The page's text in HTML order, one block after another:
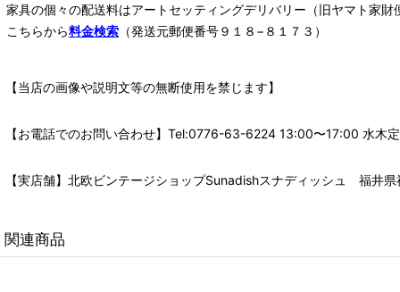
家具の個々の配送料はアートセッティングデリバリー （旧ヤマト家財
こちらから料金検索 （発送元郵便番号９１８−８１７３）
【当店の画像や説明文等の無断使用を禁じます】
【お電話でのお問い合わせ】Tel:0776-63-6224 13:00〜17:00 水木
【実店舗】北欧ビンテージショップSunadishスナディッシュ 福井
関連商品